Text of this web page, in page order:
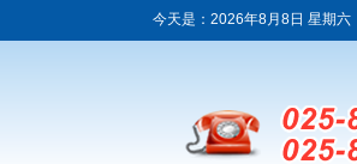
今天是：2026年8月8日 星期六